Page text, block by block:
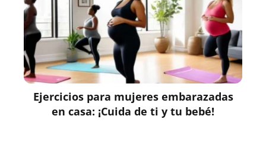
Ejercicios para mujeres embarazadas
en casa: ¡Cuida de ti y tu bebé!